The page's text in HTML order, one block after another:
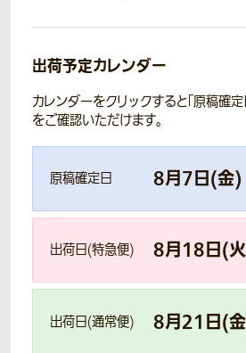
出荷予定カレンダー
カレンダーをクリックすると「原稿確
をご確認いただけます。
原稿確定日 8月7日(金)
出荷日(特急便) 8月18日(火
出荷日(通常便) 8月21 日(金